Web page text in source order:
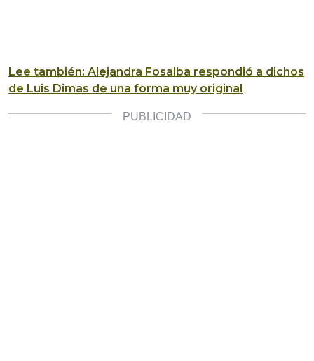
Lee también: Alejandra Fosalba respondió a dichos
de Luis Dimas de una forma muy original